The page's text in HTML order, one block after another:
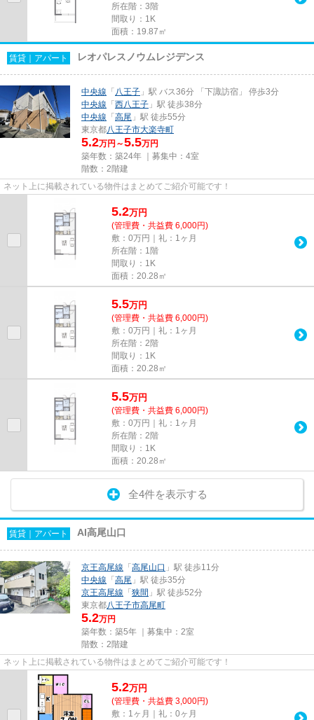
所在階：3階
間取り：1K
面積：19.87㎡
賃貸｜アパート レオパレスノウムレジデンス
中央線 「 八王子 」駅 バス36分 「下諏訪宿」 停歩3分
中央線 「西八王子 」駅 徒歩38分
中央線 「高尾 」駅 徒歩55分
東京都八王子市大楽寺町
5.2万円～5.5万円
築年数：築24年 ｜募集中： 4室
階数：2階建
ネット上に掲載されている物件はまとめてご紹介可能です！
5.2万円
(管理費・共益費 6,000円)
敷：0万円｜礼：1ヶ月
所在階：1階
間取り：1K
面積：20.28㎡
5.5万円
(管理費・共益費 6,000円)
敷：0万円｜礼：1ヶ月
所在階：2階
間取り：1K
面積：20.28㎡
5.5万円
(管理費・共益費 6,000円)
敷：0万円｜礼：1ヶ月
所在階：2階
間取り：1K
面積：20.28㎡
全4件を表示する
賃貸｜アパート AI高尾山口
京王高尾線 「高尾山口 」駅 徒歩11分
中央線 「高尾 」駅 徒歩35分
京王高尾線 「狭間 」駅 徒歩52分
東京都八王子市高尾町
5.2万円
築年数：築5年 ｜募集中： 2室
階数：2階建
ネット上に掲載されている物件はまとめてご紹介可能です！
5.2万円
(管理費・共益費 3,000円)
敷：1ヶ月｜礼：0ヶ月